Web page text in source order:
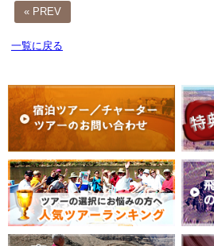
« PREV
一覧に戻る